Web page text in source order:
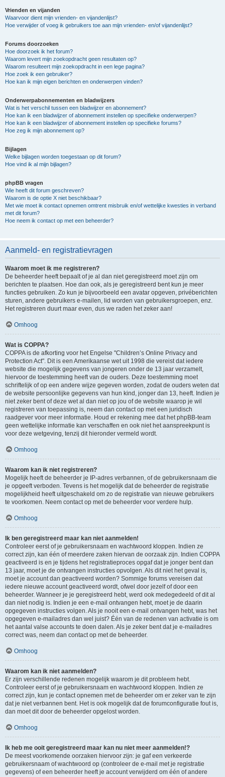
Vrienden en vijanden
Waarvoor dient mijn vrienden- en vijandenlijst?
Hoe verwijder of voeg ik gebruikers toe aan mijn vrienden- en/of vijandenlijst?
Forums doorzoeken
Hoe doorzoek ik het forum?
Waarom levert mijn zoekopdracht geen resultaten op?
Waarom resulteert mijn zoekopdracht in een lege pagina?
Hoe zoek ik een gebruiker?
Hoe kan ik mijn eigen berichten en onderwerpen vinden?
Onderwerpabonnementen en bladwijzers
Wat is het verschil tussen een bladwijzer en abonnement?
Hoe kan ik een bladwijzer of abonnement instellen op specifieke onderwerpen?
Hoe kan ik een bladwijzer of abonnement instellen op specifieke forums?
Hoe zeg ik mijn abonnement op?
Bijlagen
Welke bijlagen worden toegestaan op dit forum?
Hoe vind ik al mijn bijlagen?
phpBB vragen
Wie heeft dit forum geschreven?
Waarom is de optie X niet beschikbaar?
Met wie moet ik contact opnemen omtrent misbruik en/of wettelijke kwesties in verband
met dit forum?
Hoe neem ik contact op met een beheerder?
Aanmeld- en registratievragen
Waarom moet ik me registreren?
De beheerder heeft bepaalt of je al dan niet geregistreerd moet zijn om
berichten te plaatsen. Hoe dan ook, als je geregistreerd bent kun je meer
functies gebruiken. Zo kun je bijvoorbeeld een avatar opgeven, privéberichten
sturen, andere gebruikers e-mailen, lid worden van gebruikersgroepen, enz.
Het registreren duurt maar even, dus we raden het zeker aan!
Omhoog
Wat is COPPA?
COPPA is de afkorting voor het Engelse "Children’s Online Privacy and
Protection Act". Dit is een Amerikaanse wet uit 1998 die vereist dat iedere
website die mogelijk gegevens van jongeren onder de 13 jaar verzamelt,
hiervoor de toestemming heeft van de ouders. Deze toestemming moet
schriftelijk of op een andere wijze gegeven worden, zodat de ouders weten dat
de website persoonlijke gegevens van hun kind, jonger dan 13, heeft. Indien je
niet zeker bent of deze wet al dan niet op jou of de website waarop je wil
registreren van toepassing is, neem dan contact op met een juridisch
raadgever voor meer informatie. Houd er rekening mee dat het phpBB-team
geen wettelijke informatie kan verschaffen en ook niet het aanspreekpunt is
voor deze wetgeving, tenzij dit hieronder vermeld wordt.
Omhoog
Waarom kan ik niet registreren?
Mogelijk heeft de beheerder je IP-adres verbannen, of de gebruikersnaam die
je opgeeft verboden. Tevens is het mogelijk dat de beheerder de registratie
mogelijkheid heeft uitgeschakeld om zo de registratie van nieuwe gebruikers
te voorkomen. Neem contact op met de beheerder voor verdere hulp.
Omhoog
Ik ben geregistreerd maar kan niet aanmelden!
Controleer eerst of je gebruikersnaam en wachtwoord kloppen. Indien ze
correct zijn, kan één of meerdere zaken hiervan de oorzaak zijn. Indien COPPA
geactiveerd is en je tijdens het registratieproces opgaf dat je jonger bent dan
13 jaar, moet je de ontvangen instructies opvolgen. Als dit niet het geval is,
moet je account dan geactiveerd worden? Sommige forums vereisen dat
iedere nieuwe account geactiveerd wordt, ofwel door jezelf of door een
beheerder. Wanneer je je geregistreerd hebt, werd ook medegedeeld of dit al
dan niet nodig is. Indien je een e-mail ontvangen hebt, moet je de daarin
opgegeven instructies volgen. Als je nooit een e-mail ontvangen hebt, was het
opgegeven e-mailadres dan wel juist? Één van de redenen van activatie is om
het aantal valse accounts te doen dalen. Als je zeker bent dat je e-mailadres
correct was, neem dan contact op met de beheerder.
Omhoog
Waarom kan ik niet aanmelden?
Er zijn verschillende redenen mogelijk waarom je dit probleem hebt.
Controleer eerst of je gebruikersnaam en wachtwoord kloppen. Indien ze
correct zijn, kun je contact opnemen met de beheerder om er zeker van te zijn
dat je niet verbannen bent. Het is ook mogelijk dat de forumconfiguratie fout is,
dan moet dit door de beheerder opgelost worden.
Omhoog
Ik heb me ooit geregistreerd maar kan nu niet meer aanmelden!?
De meest voorkomende oorzaken hiervoor zijn: je gaf een verkeerde
gebruikersnaam of wachtwoord op (controleer de e-mail met je registratie
gegevens) of een beheerder heeft je account verwijderd om één of andere